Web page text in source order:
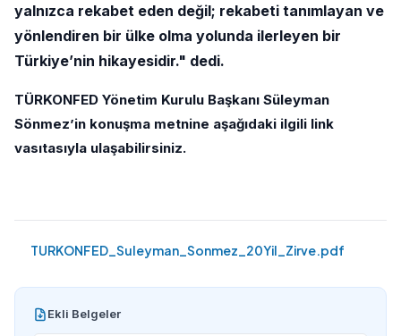
yalnızca rekabet eden değil; rekabeti tanımlayan ve
yönlendiren bir ülke olma yolunda ilerleyen bir
Türkiye’nin hikayesidir." dedi.
TÜRKONFED Yönetim Kurulu Başkanı Süleyman
Sönmez’in konuşma metnine aşağıdaki ilgili link
vasıtasıyla ulaşabilirsiniz.
TURKONFED_Suleyman_Sonmez_20Yil_Zirve.pdf
Ekli Belgeler